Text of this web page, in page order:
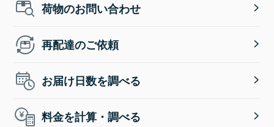
荷物のお問い合わせ
再配達のご依頼
お届け日数を調べる
料金を計算・調べる